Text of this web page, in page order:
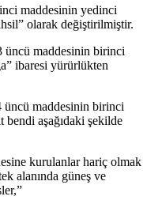
maddesinin yedinci
olarak değiştirilmiştir.
üncü maddesinin birinci
ibaresi yürürlükten
üncü maddesinin birinci
bendi aşağıdaki şekilde
kurulanlar hariç olmak
alanında güneş ve